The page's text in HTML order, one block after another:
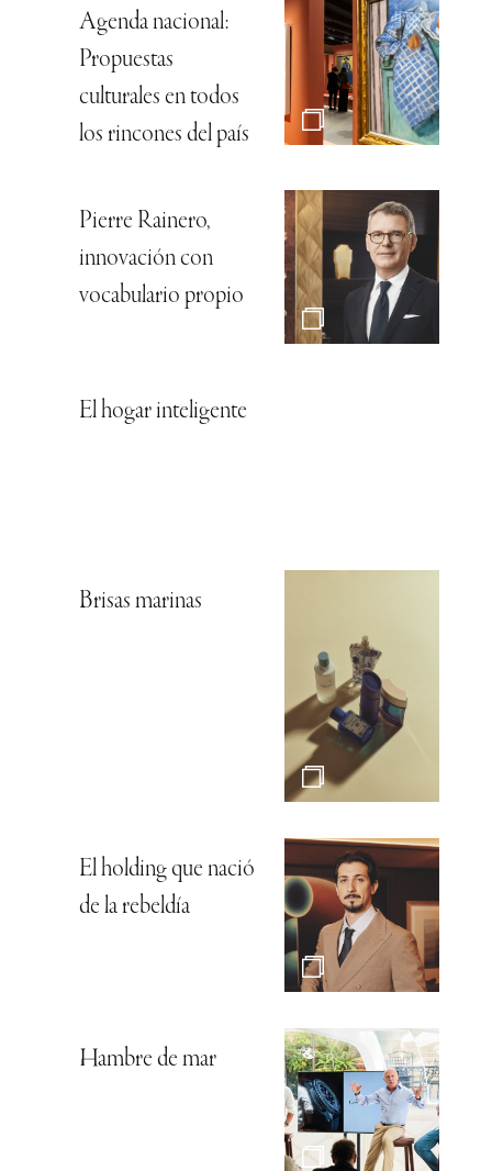
Agenda nacional:
Propuestas
culturales en todos
los rincones del país
Pierre Rainero,
innovación con
vocabulario propio
El hogar inteligente
Brisas marinas
El holding que nació
de la rebeldía
Hambre de mar